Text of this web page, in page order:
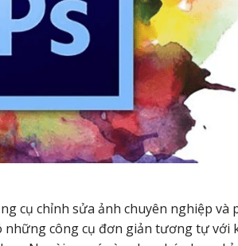
cụ chỉnh sửa ảnh chuyên nghiệp và
những công cụ đơn giản tương tự với